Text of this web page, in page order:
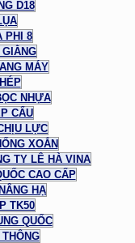
D18
PHI 8
MÁY
NHỰA
CẨU
LỰC
XOẮN
TY LÊ HÀ VINA
CAO CẤP
HẠ
TK50
QUỐC